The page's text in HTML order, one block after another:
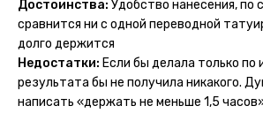
тематике и размерам, быстрая
очередного рисунка у меня на руке
каждый раз уточняют, временная ли
решила себе что-то набить :) Т. к. если
инструкции, то её действительно не
Достоинства: Удобство нанесения, по
сравнится ни с одной переводной
долго держится
Недостатки: Если бы делала только по
результата бы не получила никакого.
написать «держать не меньше 1,5